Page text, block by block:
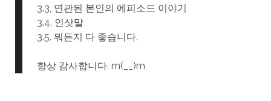
3.3, 연관된 본인의 에피소드 이야기
3.4, 인삿말
3.5. 뭐든지 다 좋습니다.
항상 감사합니다. m(__)m